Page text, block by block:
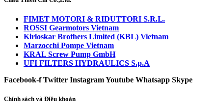
FIMET MOTORI & RIDUTTORI S.R.L.
ROSSI Gearmotors Vietnam
Kirloskar Brothers Limited (KBL) Vietnam
Marzocchi Pompe Vietnam
KRAL Screw Pump GmbH
UFI FILTERS HYDRAULICS S.p.A
Facebook-f Twitter InstagramYoutube Whatsapp Skype
Chính sách và Điều khoản